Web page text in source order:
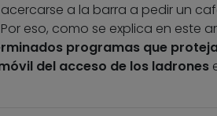
a la barra a pedir un
eso, como se explica en este
programas que
del acceso de los ladrones